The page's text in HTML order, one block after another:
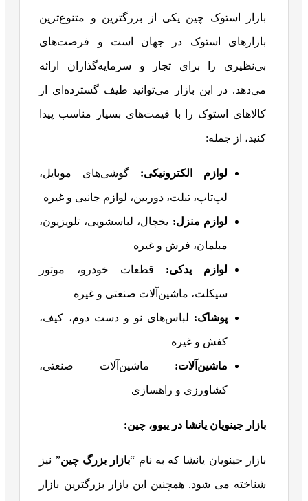
بازار استوک چین یکی از بزرگترین و متنوع‌ترین
بازارهای استوک در جهان است و فرصت‌های
بی‌نظیری را برای تجار و سرمایه‌گذاران ارائه
می‌دهد. در این بازار می‌توانید طیف گسترده‌ای از
کالاهای استوک را با قیمت‌های بسیار مناسب پیدا
کنید، از جمله:
لوازم الکترونیکی: گوشی‌های موبایل،
لپ‌تاپ، تبلت، دوربین، لوازم جانبی و غیره
لوازم منزل: یخچال، لباسشویی، تلویزیون،
مبلمان، فرش و غیره
لوازم یدکی: قطعات خودرو، موتور
سیکلت، ماشین‌آلات صنعتی و غیره
پوشاک: لباس‌های نو و دست دوم، کیف،
کفش و غیره
ماشین‌آلات: ماشین‌آلات صنعتی،
کشاورزی و راهسازی
بازار جینویان یانشا در ییوو، چین:
بازار جینویان یانشا که به نام “بازار بزرگ چین” نیز
شناخته می شود. همچنین این بازار بزرگترین بازار